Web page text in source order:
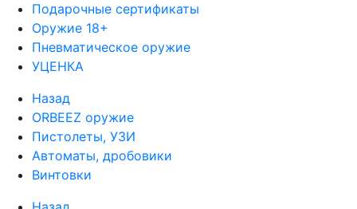
Подарочные сертификаты
Оружие 18+
Пневматическое оружие
УЦЕНКА
Назад
ORBEEZ оружие
Пистолеты, УЗИ
Автоматы, дробовики
Винтовки